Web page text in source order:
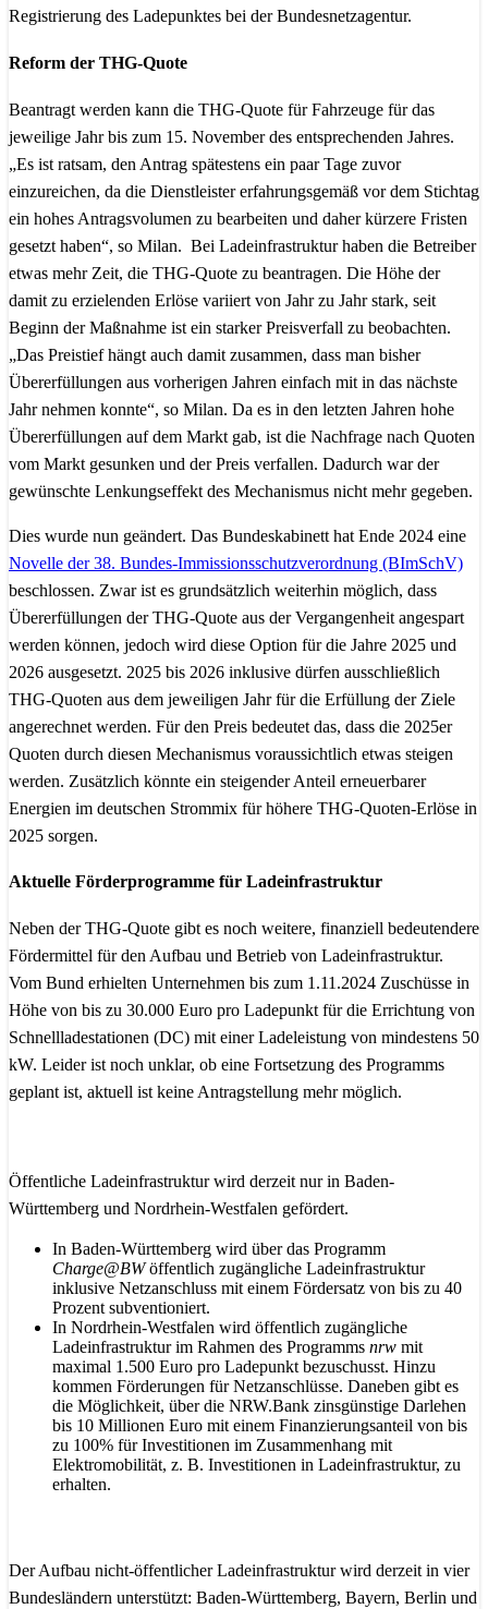
Registrierung des Ladepunktes bei der Bundesnetzagentur.
Reform der THG-Quote
Beantragt werden kann die THG-Quote für Fahrzeuge für das
jeweilige Jahr bis zum 15. November des entsprechenden Jahres.
„Es ist ratsam, den Antrag spätestens ein paar Tage zuvor
einzureichen, da die Dienstleister erfahrungsgemäß vor dem Stichtag
ein hohes Antragsvolumen zu bearbeiten und daher kürzere Fristen
gesetzt haben“, so Milan. Bei Ladeinfrastruktur haben die Betreiber
etwas mehr Zeit, die THG-Quote zu beantragen. Die Höhe der
damit zu erzielenden Erlöse variiert von Jahr zu Jahr stark, seit
Beginn der Maßnahme ist ein starker Preisverfall zu beobachten.
„Das Preistief hängt auch damit zusammen, dass man bisher
Übererfüllungen aus vorherigen Jahren einfach mit in das nächste
Jahr nehmen konnte“, so Milan. Da es in den letzten Jahren hohe
Übererfüllungen auf dem Markt gab, ist die Nachfrage nach Quoten
vom Markt gesunken und der Preis verfallen. Dadurch war der
gewünschte Lenkungseffekt des Mechanismus nicht mehr gegeben.
Dies wurde nun geändert. Das Bundeskabinett hat Ende 2024 eine
Novelle der 38. Bundes-Immissionsschutzverordnung (BImSchV)
beschlossen. Zwar ist es grundsätzlich weiterhin möglich, dass
Übererfüllungen der THG-Quote aus der Vergangenheit angespart
werden können, jedoch wird diese Option für die Jahre 2025 und
2026 ausgesetzt. 2025 bis 2026 inklusive dürfen ausschließlich
THG-Quoten aus dem jeweiligen Jahr für die Erfüllung der Ziele
angerechnet werden. Für den Preis bedeutet das, dass die 2025er
Quoten durch diesen Mechanismus voraussichtlich etwas steigen
werden. Zusätzlich könnte ein steigender Anteil erneuerbarer
Energien im deutschen Strommix für höhere THG-Quoten-Erlöse in
2025 sorgen.
Aktuelle Förderprogramme für Ladeinfrastruktur
Neben der THG-Quote gibt es noch weitere, finanziell bedeutendere
Fördermittel für den Aufbau und Betrieb von Ladeinfrastruktur.
Vom Bund erhielten Unternehmen bis zum 1.11.2024 Zuschüsse in
Höhe von bis zu 30.000 Euro pro Ladepunkt für die Errichtung von
Schnellladestationen (DC) mit einer Ladeleistung von mindestens 50
kW. Leider ist noch unklar, ob eine Fortsetzung des Programms
geplant ist, aktuell ist keine Antragstellung mehr möglich.
Öffentliche Ladeinfrastruktur wird derzeit nur in Baden-
Württemberg und Nordrhein-Westfalen gefördert.
In Baden-Württemberg wird über das Programm
Charge@BWöffentlich zugängliche Ladeinfrastruktur
inklusive Netzanschluss mit einem Fördersatz von bis zu 40
Prozent subventioniert.
In Nordrhein-Westfalen wird öffentlich zugängliche
Ladeinfrastruktur im Rahmen des Programms nrw mit
maximal 1.500 Euro pro Ladepunkt bezuschusst. Hinzu
kommen Förderungen für Netzanschlüsse. Daneben gibt es
die Möglichkeit, über die NRW.Bank zinsgünstige Darlehen
bis 10 Millionen Euro mit einem Finanzierungsanteil von bis
zu 100% für Investitionen im Zusammenhang mit
Elektromobilität, z. B. Investitionen in Ladeinfrastruktur, zu
erhalten.
Der Aufbau nicht-öffentlicher Ladeinfrastruktur wird derzeit in vier
Bundesländern unterstützt: Baden-Württemberg, Bayern, Berlin und